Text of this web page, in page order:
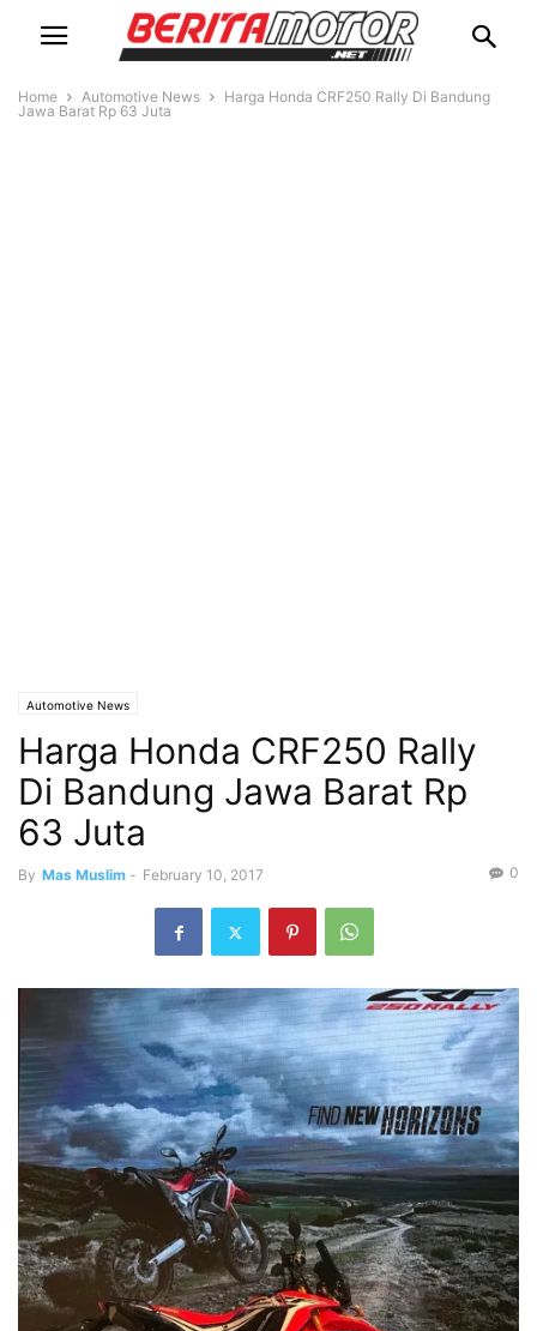
Home Automotive News
Harga Honda CRF250 Rally Di Bandung
Jawa Barat Rp 63 Juta
Automotive News
Harga Honda CRF250 Rally
Di Bandung Jawa Barat Rp
63 Juta
By Mas Muslim - February 10, 2017 0